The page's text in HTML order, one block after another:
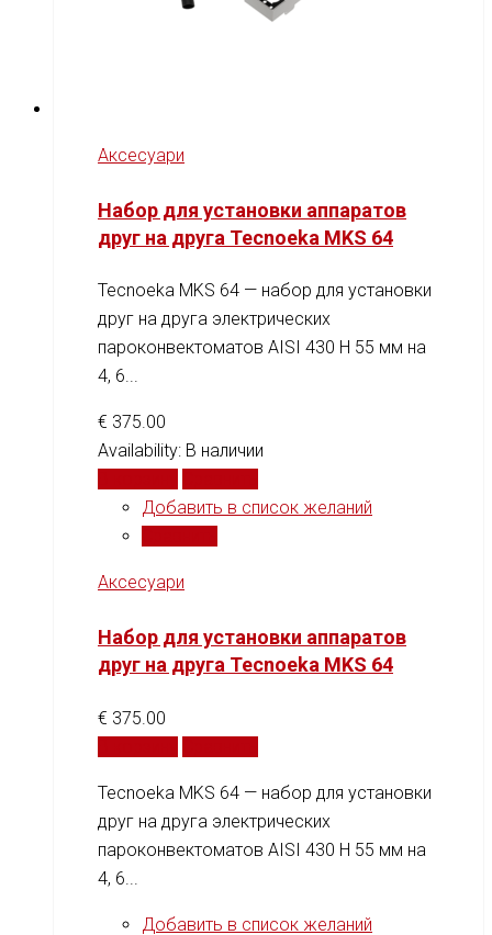
Аксесуари
Набор для установки аппаратов
друг на друга Tecnoeka MKS 64
Tecnoeka MKS 64 — набор для установки
друг на друга электрических
пароконвектоматов AISI 430 H 55 мм на
4, 6...
€ 375.00
Availability: В наличии
Добавить в список желаний
Аксесуари
Набор для установки аппаратов
друг на друга Tecnoeka MKS 64
€ 375.00
Tecnoeka MKS 64 — набор для установки
друг на друга электрических
пароконвектоматов AISI 430 H 55 мм на
4, 6...
Добавить в список желаний